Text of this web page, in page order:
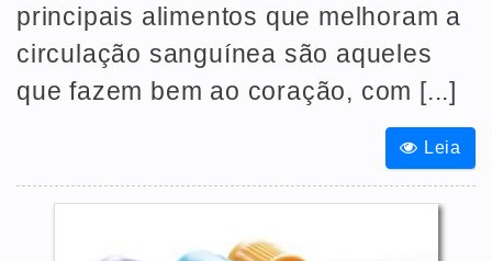
principais alimentos que melhoram a
circulação sanguínea são aqueles
que fazem bem ao coração, com [...]
Leia